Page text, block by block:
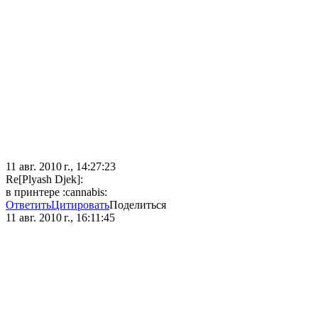
11 авг. 2010 г., 14:27:23
Re[Plyash Djek]:
в принтере :cannabis:
ОтветитьЦитироватьПоделиться
11 авг. 2010 г., 16:11:45